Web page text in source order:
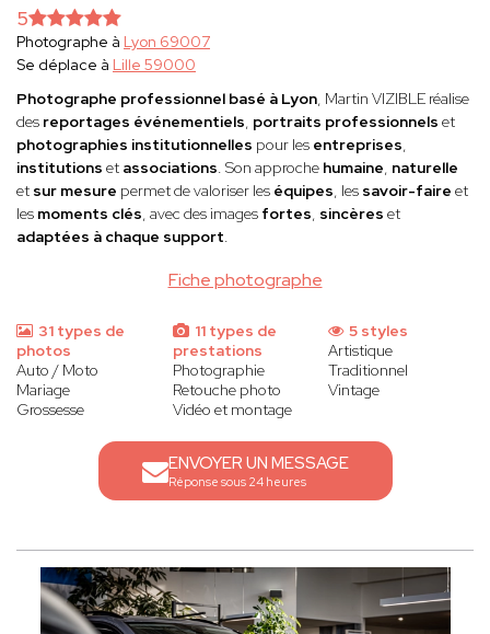
Fiche photographe
5
Photographe à Lyon 69007
Se déplace à Lille 59000
Photographe professionnel basé à Lyon, Martin VIZIBLE réalise
des reportages événementiels, portraits professionnels et
photographies institutionnelles pour les entreprises,
institutions et associations. Son approche humaine, naturelle
et sur mesure permet de valoriser les équipes, les savoir-faire et
les moments clés, avec des images fortes, sincères et
adaptées à chaque support.
31 types de
photos
Auto / Moto
Mariage
Grossesse
11 types de
prestations
Photographie
Retouche photo
Vidéo et montage
5 styles
Artistique
Traditionnel
Vintage
ENVOYER UN MESSAGE
Réponse sous 24 heures